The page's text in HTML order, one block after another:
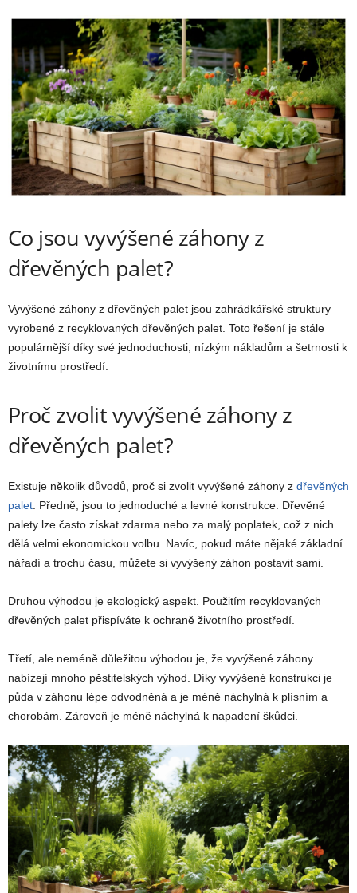
Co jsou vyvýšené záhony z
dřevěných palet?
Vyvýšené záhony z dřevěných palet jsou zahrádkářské struktury
vyrobené z recyklovaných dřevěných palet. Toto řešení je stále
populárnější díky své jednoduchosti, nízkým nákladům a šetrnosti k
životnímu prostředí.
Proč zvolit vyvýšené záhony z
dřevěných palet?
Existuje několik důvodů, proč si zvolit vyvýšené záhony z dřevěných
palet . Předně, jsou to jednoduché a levné konstrukce. Dřevěné
palety lze často získat zdarma nebo za malý poplatek, což z nich
dělá velmi ekonomickou volbu. Navíc, pokud máte nějaké základní
nářadí a trochu času, můžete si vyvýšený záhon postavit sami.
Druhou výhodou je ekologický aspekt. Použitím recyklovaných
dřevěných palet přispíváte k ochraně životního prostředí.
Třetí, ale neméně důležitou výhodou je, že vyvýšené záhony
nabízejí mnoho pěstitelských výhod. Díky vyvýšené konstrukci je
půda v záhonu lépe odvodněná a je méně náchylná k plísním a
chorobám. Zároveň je méně náchylná k napadení škůdci.